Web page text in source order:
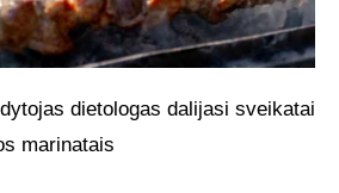
dietologas dalijasi sveikatai
marinatais